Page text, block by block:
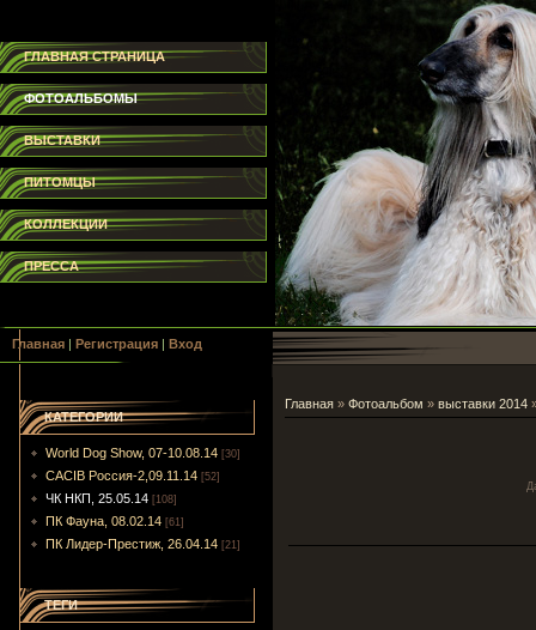
ГЛАВНАЯ СТРАНИЦА
ФОТОАЛЬБОМЫ
ВЫСТАВКИ
ПИТОМЦЫ
КОЛЛЕКЦИИ
ПРЕССА
Главная | Регистрация | Вход
КАТЕГОРИИ
World Dog Show, 07-10.08.14 [30]
CACIB Россия-2,09.11.14 [52]
ЧК НКП, 25.05.14 [108]
ПК Фауна, 08.02.14 [61]
ПК Лидер-Престиж, 26.04.14 [21]
ТЕГИ
Главная » Фотоальбом » выставки 2014